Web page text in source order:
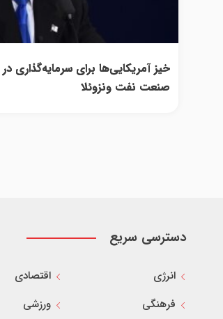
خیز آمریکایی‌ها برای سرمایه‌گذاری در
صنعت نفت ونزوئلا
دسترسی سریع
انرژی
اقتصادی
فرهنگی
ورزشی